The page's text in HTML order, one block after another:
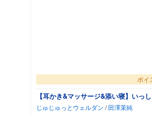
ボイ
【耳かき&マッサージ&添い寝】いっ
じゅじゅっとウェルダン / 田澤茉純